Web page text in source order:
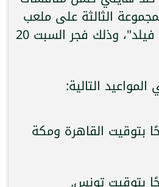
الثالثة على ملعب
"لينكولن فاينانشال فيلد"، وذلك فجر السبت 20
التالية:
3:30 صباحًا بتوقيت القاهرة ومكة